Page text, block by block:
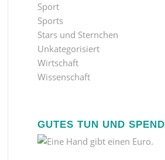
Sport
Sports
Stars und Sternchen
Unkategorisiert
Wirtschaft
Wissenschaft
GUTES TUN UND